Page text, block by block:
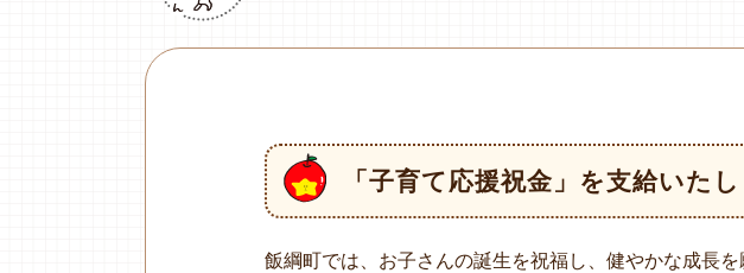
「子育て応援祝金」を支給いた
飯綱町では、お子さんの誕生を祝福し、健やかな成長